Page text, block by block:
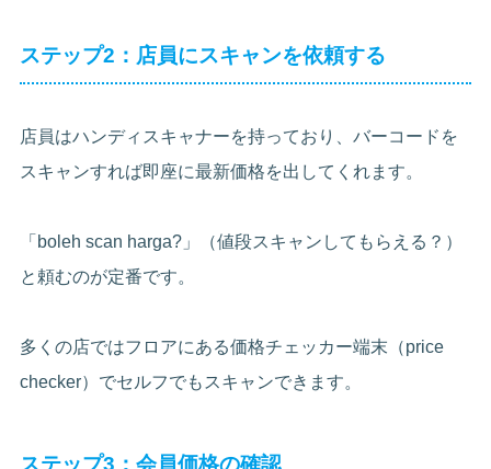
ステップ2：店員にスキャンを依頼する
店員はハンディスキャナーを持っており、バーコードを
スキャンすれば即座に最新価格を出してくれます。
「boleh scan harga?」（値段スキャンしてもらえる？）
と頼むのが定番です。
多くの店ではフロアにある価格チェッカー端末（price
checker）でセルフでもスキャンできます。